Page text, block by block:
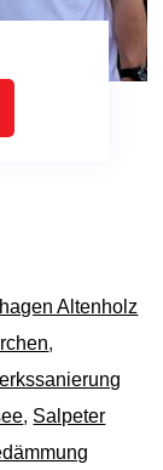
Altenholz
,
, Salpeter